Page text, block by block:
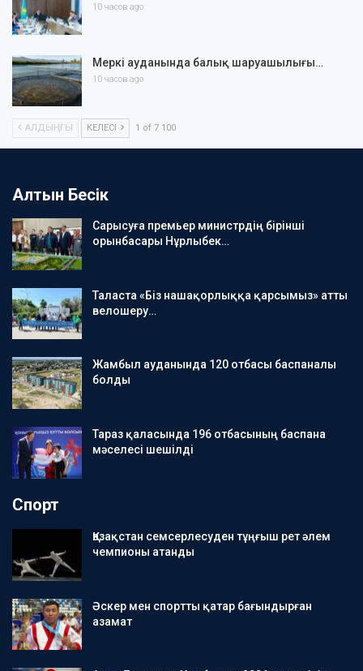
10 часов ago
Меркі ауданында балық шаруашылығы…
10 часов ago
АЛДЫҢҒЫ КЕЛЕСІ 1 of 7 100
Алтын Бесік
Сарысуға премьер министрдің бірінші
орынбасары Нұрлыбек…
Таласта «Біз нашақорлыққа қарсымыз» атты
велошеру…
Жамбыл ауданында 120 отбасы баспаналы
болды
Тараз қаласында 196 отбасының баспана
мәселесі шешілді
Спорт
Қазақстан семсерлесуден тұңғыш рет әлем
чемпионы атанды
Әскер мен спортты қатар бағындырған
азамат